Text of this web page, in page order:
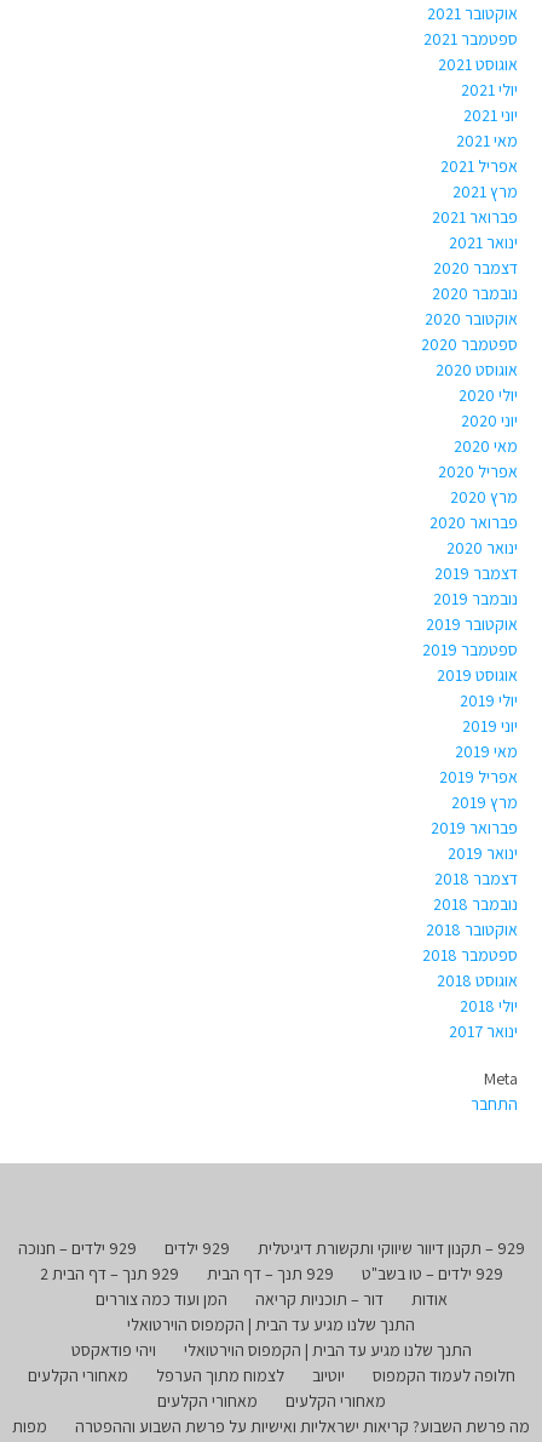
אוקטובר 2021
ספטמבר 2021
אוגוסט 2021
יולי 2021
יוני 2021
מאי 2021
אפריל 2021
מרץ 2021
פברואר 2021
ינואר 2021
דצמבר 2020
נובמבר 2020
אוקטובר 2020
ספטמבר 2020
אוגוסט 2020
יולי 2020
יוני 2020
מאי 2020
אפריל 2020
מרץ 2020
פברואר 2020
ינואר 2020
דצמבר 2019
נובמבר 2019
אוקטובר 2019
ספטמבר 2019
אוגוסט 2019
יולי 2019
יוני 2019
מאי 2019
אפריל 2019
מרץ 2019
פברואר 2019
ינואר 2019
דצמבר 2018
נובמבר 2018
אוקטובר 2018
ספטמבר 2018
אוגוסט 2018
יולי 2018
ינואר 2017
Meta
התחבר
929 – תקנון דיוור שיווקי ותקשורת דיגיטלית 929 ילדים
929 ילדים – חנוכה
929 ילדים – טו בשב"ט
929 תנך – דף הבית
929 תנך – דף הבית 2
אודות
דור – תוכניות קריאה
המן ועוד כמה צוררים
התנך שלנו מגיע עד הבית | הקמפוס הוירטואלי
התנך שלנו מגיע עד הבית | הקמפוס הוירטואלי
ויהי פודאקסט
חלופה לעמוד הקמפוס
יוטיוב לצמוח מתוך הערפל
מאחורי הקלעים
מאחורי הקלעים
מאחורי הקלעים
מה פרשת השבוע? קריאות ישראליות ואישיות על פרשת השבוע וההפטרה
מפות